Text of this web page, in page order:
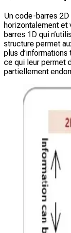
Un code-barres
horizontalement et
barres 1D qui
structure permet
plus
ce qui leur permet
partiellement